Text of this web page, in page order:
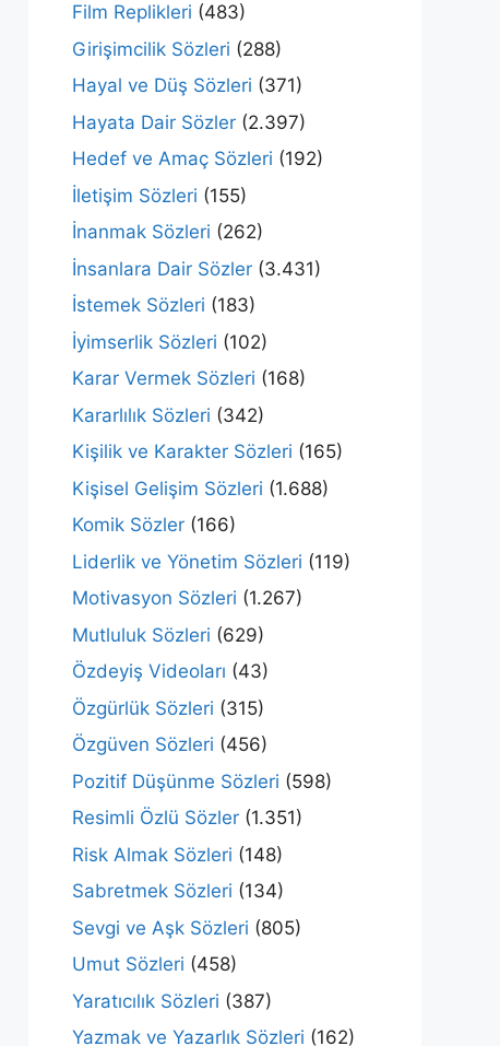
Film Replikleri (483)
Girişimcilik Sözleri (288)
Hayal ve Düş Sözleri (371)
Hayata Dair Sözler (2.397)
Hedef ve Amaç Sözleri (192)
İletişim Sözleri (155)
İnanmak Sözleri (262)
İnsanlara Dair Sözler (3.431)
İstemek Sözleri (183)
İyimserlik Sözleri (102)
Karar Vermek Sözleri (168)
Kararlılık Sözleri (342)
Kişilik ve Karakter Sözleri (165)
Kişisel Gelişim Sözleri (1.688)
Komik Sözler (166)
Liderlik ve Yönetim Sözleri (119)
Motivasyon Sözleri (1.267)
Mutluluk Sözleri (629)
Özdeyiş Videoları (43)
Özgürlük Sözleri (315)
Özgüven Sözleri (456)
Pozitif Düşünme Sözleri (598)
Resimli Özlü Sözler (1.351)
Risk Almak Sözleri (148)
Sabretmek Sözleri (134)
Sevgi ve Aşk Sözleri (805)
Umut Sözleri (458)
Yaratıcılık Sözleri (387)
Yazmak ve Yazarlık Sözleri (162)